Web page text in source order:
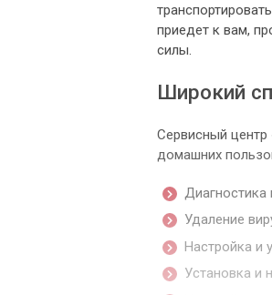
приедет к вам,
силы.
Широкий
Сервисный
домашних
Диагностика
Удаление
Настройка и
Установка и